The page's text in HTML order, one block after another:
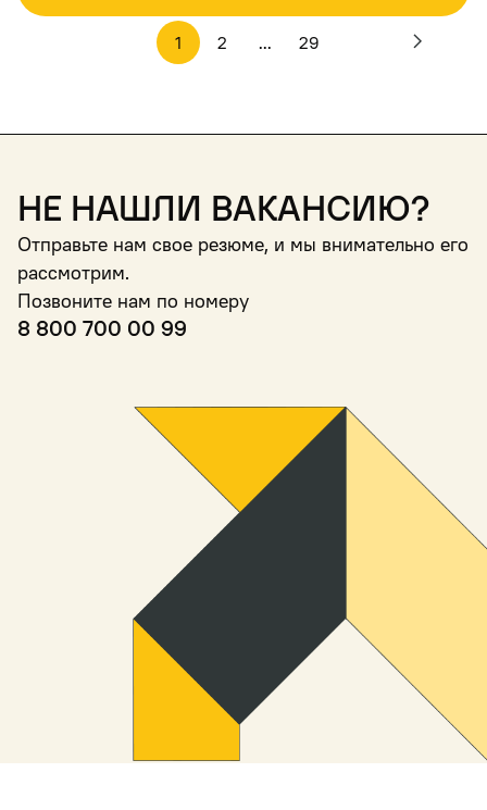
1 2 ... 29
Не нашли вакансию?
Отправьте нам свое резюме, и мы внимательно его
рассмотрим.
Позвоните нам по номеру
8 800 700 00 99